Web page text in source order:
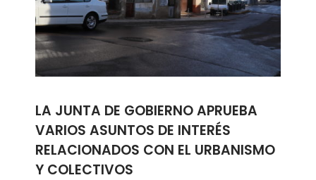
LA JUNTA DE GOBIERNO APRUEBA
VARIOS ASUNTOS DE INTERÉS
RELACIONADOS CON EL URBANISMO
Y COLECTIVOS